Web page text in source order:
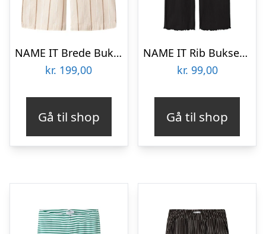
NAME IT Brede Bukser Fimy Peyote
kr. 199,00
Gå til shop
NAME IT Rib Bukser Vemma Black
kr. 99,00
Gå til shop